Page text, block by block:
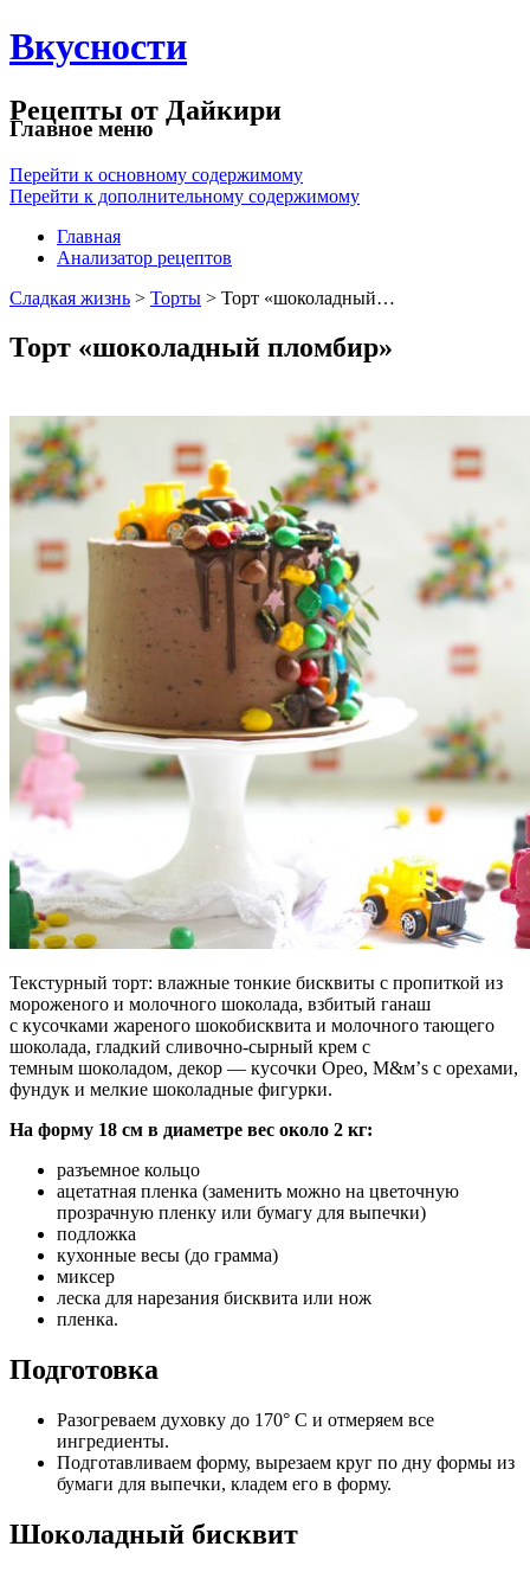
Вкусности
Рецепты от Дайкири
Главное меню
Перейти к основному содержимому
Перейти к дополнительному содержимому
Главная
Анализатор рецептов
Сладкая жизнь > Торты > Торт «шоколадный…
Торт «шоколадный пломбир»
Текстурный торт: влажные тонкие бисквиты с пропиткой из
мороженого и молочного шоколада, взбитый ганаш
с кусочками жареного шокобисквита и молочного тающего
шоколада, гладкий сливочно-сырный крем с
темным шоколадом, декор — кусочки Орео, M&м’s с орехами,
фундук и мелкие шоколадные фигурки.
На форму 18 см в диаметре вес около 2 кг:
разъемное кольцо
ацетатная пленка (заменить можно на цветочную
прозрачную пленку или бумагу для выпечки)
подложка
кухонные весы (до грамма)
миксер
леска для нарезания бисквита или нож
пленка.
Подготовка
Разогреваем духовку до 170° C и отмеряем все
ингредиенты.
Подготавливаем форму, вырезаем круг по дну формы из
бумаги для выпечки, кладем его в форму.
Шоколадный бисквит